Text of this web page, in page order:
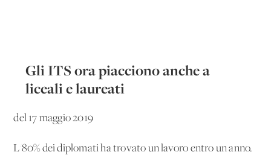
Gli ITS ora piacciono anche a
liceali e laureati
del 17 maggio 2019
L'80% dei diplomati ha trovato un lavoro entro un anno.